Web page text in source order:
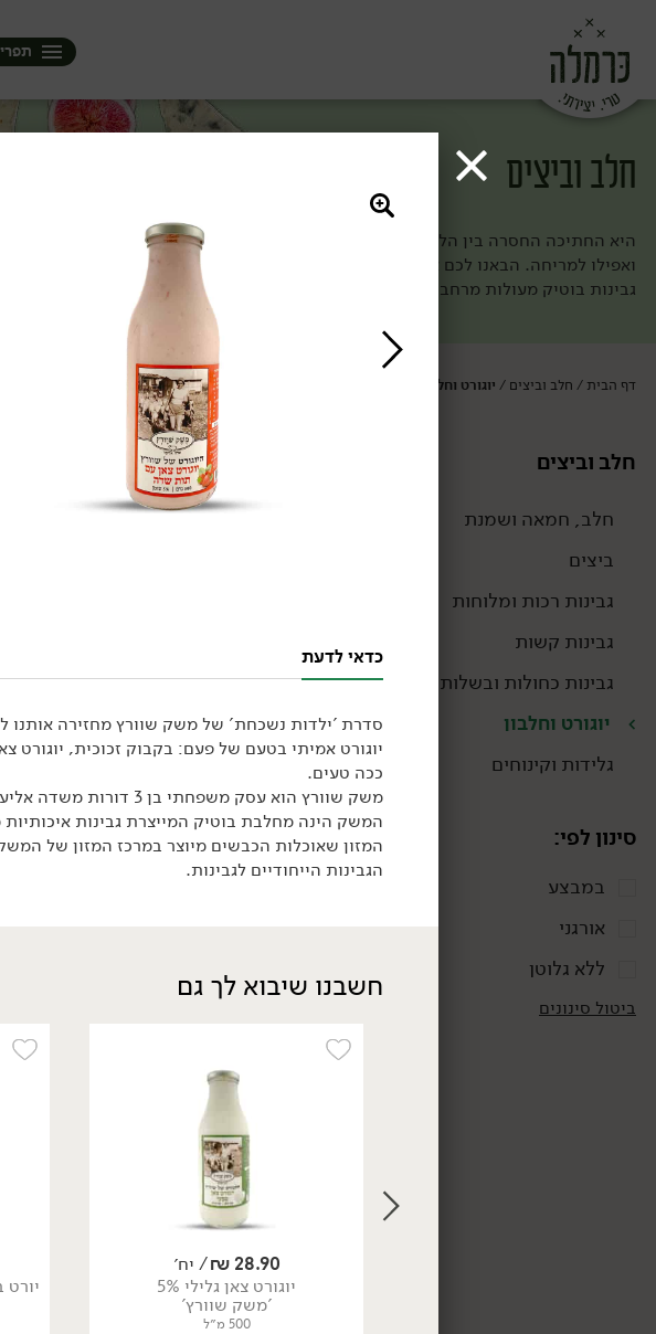
חלב וביצים
היא החתיכה החסרה בין הלחם לירקות (וגם הולכת מעולה עם פרי מתוק), היא יכולה
ואפילו למריחה. הבאנו לכם את מיטב הגבינות ומוצרי החלב מחוות הבופאלו בבצרון,
גבינות בוטיק מעולות מרחבי העולם. ככה אף פעם לא תחסר לכם חתיכה :)
דף הבית / חלב וביצים / יוגורט וחלבון
חלב וביצים
חלב, חמאה ושמנת
ביצים
גבינות רכות ומלוחות
גבינות קשות
גבינות כחולות ובשלות
יוגורט וחלבון
גלידות וקינוחים
סינון לפי:
במבצע
אורגני
ללא גלוטן
ביטול סינונים
יוגורט וחלבון
32.90
יוגורמה כבשים דלי -
המחלבה
3.87 ₪ ל-100 גרם
הבופאלו'
4.25 ₪ ל-100 גרם
/ יח׳
יוגורט חלבון בטעם וניל -
כדאי לדעת
סדרת 'ילדות נשכחת' של משק שוורץ מחזירה אותנו
יוגורט אמיתי בטעם של פעם: בקבוק זכוכית, יוגורט
ככה טעים.
משק שוורץ הוא עסק משפחתי בן 3
המשק הינה מחלבת בוטיק המייצרת גבינות
המזון שאוכלות הכבשים מיוצר במרכז המזון של
הגבינות הייחודיים לגבינות.
חשבנו שיבוא לך גם
28.90
₪/ יח׳
יוגורט צאן גלילי 5%
'משק שוורץ'
500 מ״ל
יורט בופאלה